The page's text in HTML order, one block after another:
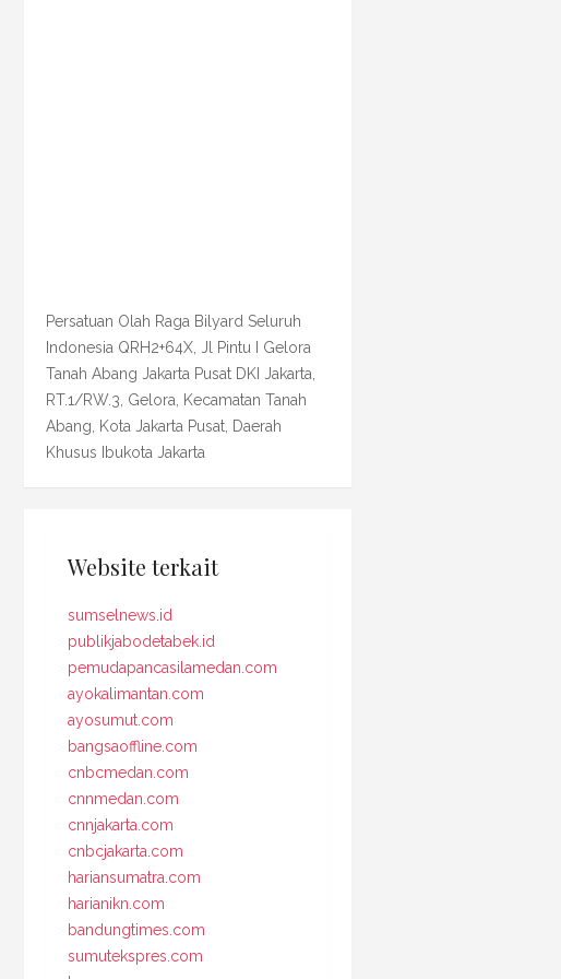
Persatuan Olah Raga Bilyard Seluruh
Indonesia QRH2+64X, Jl Pintu I Gelora
Tanah Abang Jakarta Pusat DKI Jakarta,
RT.1/RW.3, Gelora, Kecamatan Tanah
Abang, Kota Jakarta Pusat, Daerah
Khusus Ibukota Jakarta
Website terkait
sumselnews.id
publikjabodetabek.id
pemudapancasilamedan.com
ayokalimantan.com
ayosumut.com
bangsaoffline.com
cnbcmedan.com
cnnmedan.com
cnnjakarta.com
cnbcjakarta.com
hariansumatra.com
harianikn.com
bandungtimes.com
sumutekspres.com